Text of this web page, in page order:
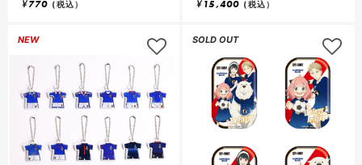
¥770 (税込）
¥15,400 (税込）
NEW SOLD OUT